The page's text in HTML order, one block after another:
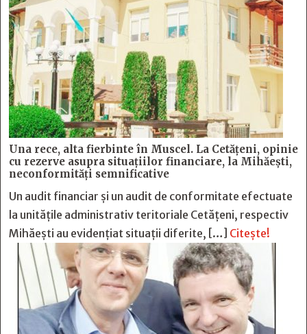
Una rece, alta fierbinte în Muscel. La Cetăţeni, opinie
cu rezerve asupra situaţiilor financiare, la Mihăeşti,
neconformităţi semnificative
Un audit financiar și un audit de conformitate efectuate
la unitățile administrativ teritoriale Cetățeni, respectiv
Mihăești au evidențiat situații diferite, […] Citește!